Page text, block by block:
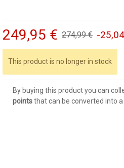
249,95 € 274,99 € -
This product is no longer in stock
By buying this product you can
pointsthat can be converted into